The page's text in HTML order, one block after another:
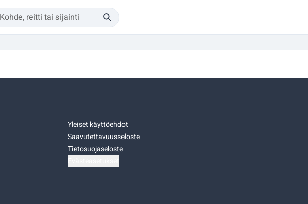
Yleiset käyttöehdot
Saavutettavuusseloste
Tietosuojaseloste